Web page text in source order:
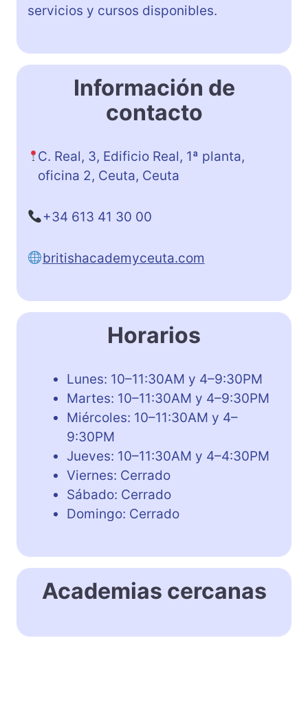
servicios y cursos disponibles.
Información de
contacto
C. Real, 3, Edificio Real, 1ª planta,
oficina 2, Ceuta, Ceuta
+34 613 41 30 00
britishacademyceuta.com
Horarios
Lunes: 10–11:30AM y 4–9:30PM
Martes: 10–11:30AM y 4–9:30PM
Miércoles: 10–11:30AM y 4–
9:30PM
Jueves: 10–11:30AM y 4–4:30PM
Viernes: Cerrado
Sábado: Cerrado
Domingo: Cerrado
Academias cercanas